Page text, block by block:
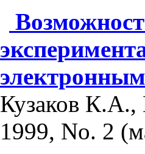
Кузаков
1999, No. 2